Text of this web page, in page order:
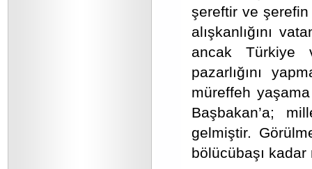
şereftir ve
alışkanlığını
ancak
pazarlığını
müreffeh
Başbakan’a;
gelmiştir.
bölücübaşı